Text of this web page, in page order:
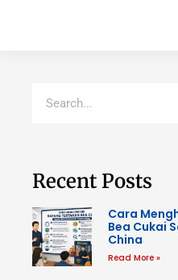
Recent Posts
Cara
Bea Cukai
China
Read More »